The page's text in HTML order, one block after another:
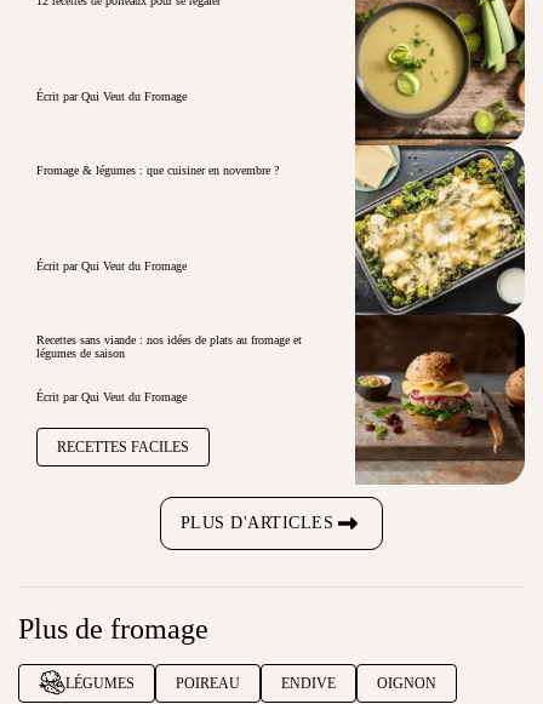
Écrit par Qui Veut du Fromage
Fromage & légumes : que cuisiner en novembre ?
Écrit par Qui Veut du Fromage
Recettes sans viande : nos idées de plats au fromage et
légumes de saison
Écrit par Qui Veut du Fromage
RECETTES FACILES
PLUS D'ARTICLES
Plus de fromage
LÉGUMES POIREAU ENDIVE OIGNON